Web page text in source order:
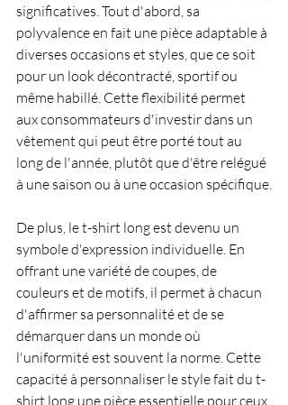
significatives. Tout d'abord, sa
polyvalence en fait une pièce adaptable à
diverses occasions et styles, que ce soit
pour un look décontracté, sportif ou
même habillé. Cette flexibilité permet
aux consommateurs d'investir dans un
vêtement qui peut être porté tout au
long de l'année, plutôt que d'être relégué
à une saison ou à une occasion spécifique.
De plus, le t-shirt long est devenu un
symbole d'expression individuelle. En
offrant une variété de coupes, de
couleurs et de motifs, il permet à chacun
d'affirmer sa personnalité et de se
démarquer dans un monde où
l'uniformité est souvent la norme. Cette
capacité à personnaliser le style fait du t-
shirt long une pièce essentielle pour ceux